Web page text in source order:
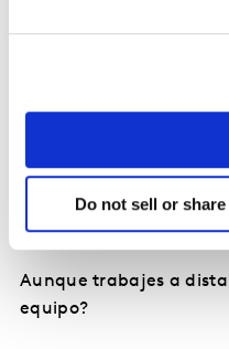
Do not sell or
Gracias a las encuestas,
hacerse una idea de lo
podemos hacer que
productos antes de que
pruebas de uso desde
Aunque trabajes a
equipo?